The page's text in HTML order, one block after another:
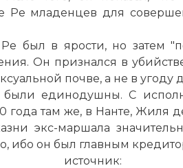
младенцев для
был в ярости, но затем
Он признался в
почве, а не в угоду
были единодушны. С
года там же, в Нанте, Жиля
экс-маршала
ибо он был главным